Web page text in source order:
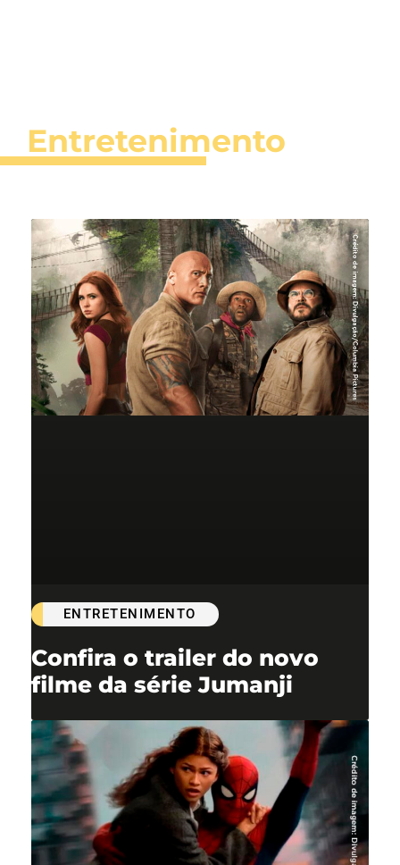
Entretenimento
ENTRETENIMENTO
Confira o trailer do novo
filme da série Jumanji